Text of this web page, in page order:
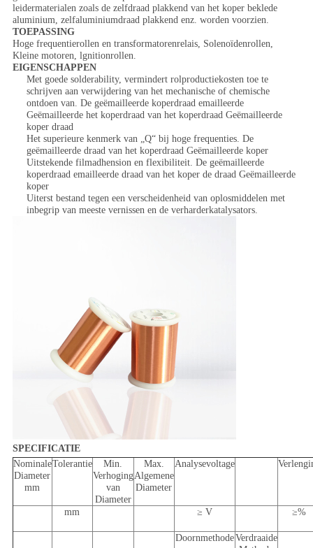
leidermaterialen zoals de zelfdraad plakkend van het koper beklede
aluminium, zelfaluminiumdraad plakkend enz. worden voorzien.
TOEPASSING
Hoge frequentierollen en transformatorenrelais, Solenoïdenrollen,
Kleine motoren, lgnitionrollen.
EIGENSCHAPPEN
Met goede solderability, vermindert rolproductiekosten toe te
schrijven aan verwijdering van het mechanische of chemische
ontdoen van. De geëmailleerde koperdraad emailleerde
Geëmailleerde het koperdraad van het koperdraad Geëmailleerde
koper draad
Het superieure kenmerk van „Q“ bij hoge frequenties. De
geëmailleerde draad van het koperdraad Geëmailleerde koper
Uitstekende filmadhension en flexibiliteit. De geëmailleerde
koperdraad emailleerde draad van het koper de draad Geëmailleerde
koper
Uiterst bestand tegen een verscheidenheid van oplosmiddelen met
inbegrip van meeste vernissen en de verharderkatalysators.
SPECIFICATIE
Nominale
Diameter
mm
Tolerantie
Min.
Verhoging
van
Diameter
Max.
Algemene
Diameter
Analysevoltage
mm ≥ V ≥%
DoornmethodeVerdraaide